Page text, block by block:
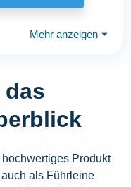
Mehr anzeigen ⏷
das
Produkt
als Führleine